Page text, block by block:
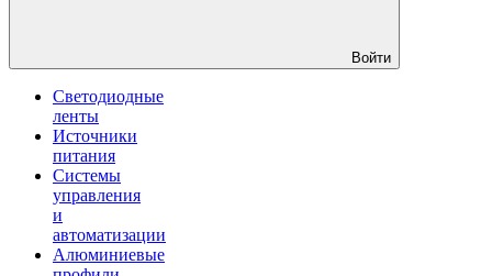
Войти
Светодиодные
ленты
Источники
питания
Системы
управления
и
автоматизации
Алюминиевые